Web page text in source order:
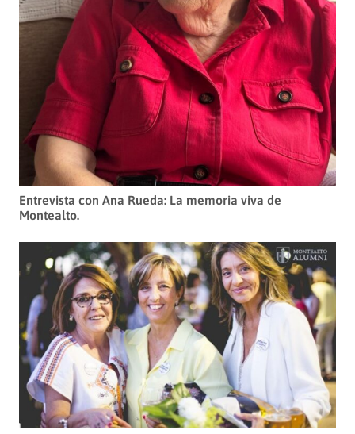
Entrevista con Ana Rueda: La memoria viva de
Montealto.